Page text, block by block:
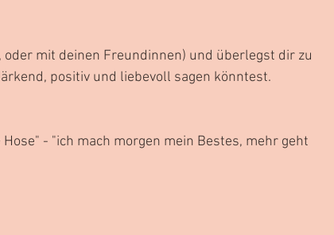
mit deinen Freundinnen) und überlegst dir zu
positiv und liebevoll sagen könntest.
- "ich mach morgen mein Bestes, mehr geht